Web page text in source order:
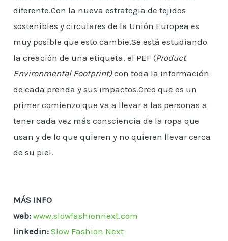
diferente.Con la nueva estrategia de tejidos
sostenibles y circulares de la Unión Europea es
muy posible que esto cambie.Se está estudiando
la creación de una etiqueta, el PEF (Product
Environmental Footprint)con toda la información
de cada prenda y sus impactos.Creo que es un
primer comienzo que va a llevar a las personas a
tener cada vez más consciencia de la ropa que
usan y de lo que quieren y no quieren llevar cerca
de su piel.
MÁS INFO
web: www.slowfashionnext.com
linkedin:Slow Fashion Next